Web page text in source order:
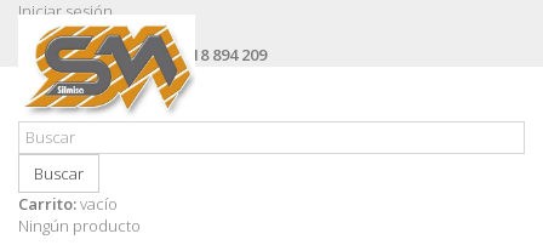
Iniciar sesión
Contacte con nosotros
Llámanos ahora:+34 618 894 209
Buscar
Carrito:vacío
Ningún producto